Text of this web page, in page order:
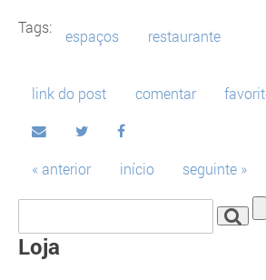
Tags:
espaços restaurante
link do post comentar
« anterior início seguinte »
Loja